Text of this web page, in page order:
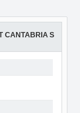
CANTABRIA S